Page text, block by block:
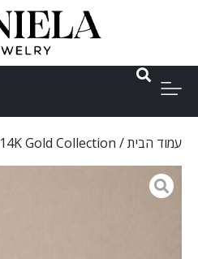
עמוד הבית/
14K Gold Collection